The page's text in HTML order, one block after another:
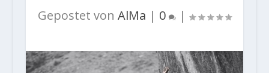
Gepostet von AlMa | 0 |